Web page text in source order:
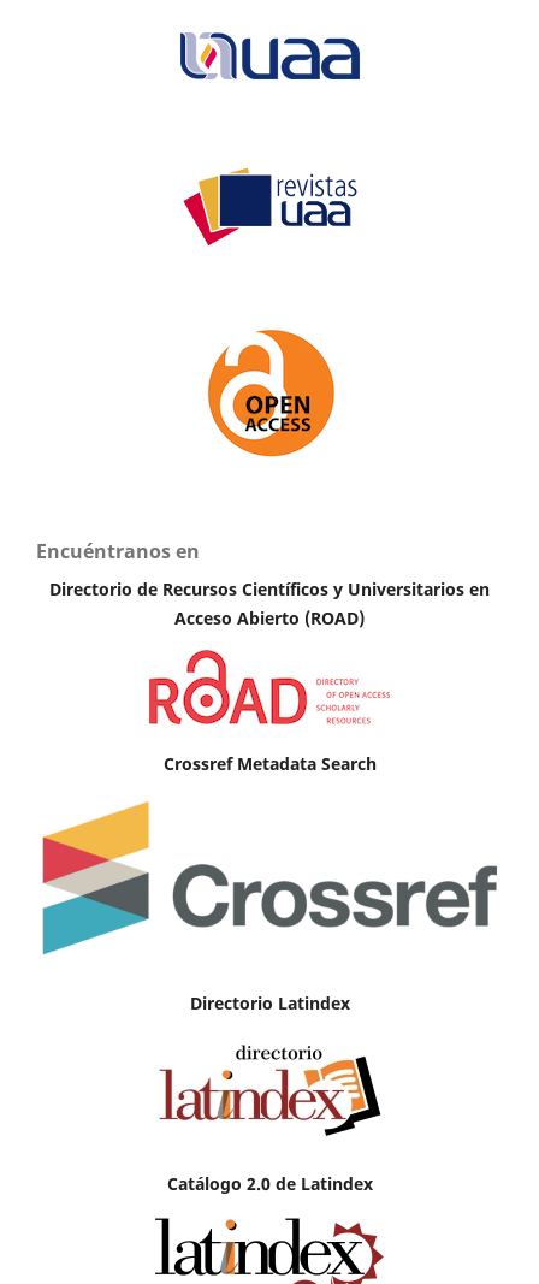
Encuéntranos en
Directorio de Recursos Científicos y Universitarios en
Acceso Abierto (ROAD)
Crossref Metadata Search
Directorio Latindex
Catálogo 2.0 de Latindex